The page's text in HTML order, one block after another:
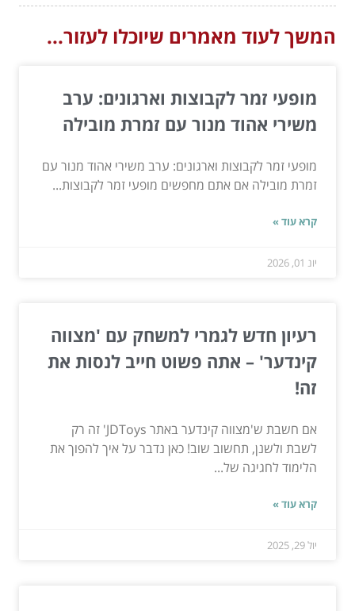
המשך לעוד מאמרים שיוכלו לעזור...
מופעי זמר לקבוצות וארגונים: ערב
משירי אהוד מנור עם זמרת מובילה
מופעי זמר לקבוצות וארגונים: ערב משירי אהוד מנור עם
זמרת מובילה אם אתם מחפשים מופעי זמר לקבוצות...
קרא עוד »
יונ 01, 2026
רעיון חדש לגמרי למשחק עם 'מצווה
קינדער' – אתה פשוט חייב לנסות את
זה!
אם חשבת ש'מצווה קינדער באתר JDToys' זה רק
לשבת ולשנן, תחשוב שוב! כאן נדבר על איך להפוך את
הלימוד לחגיגה של...
קרא עוד »
יול 29, 2025